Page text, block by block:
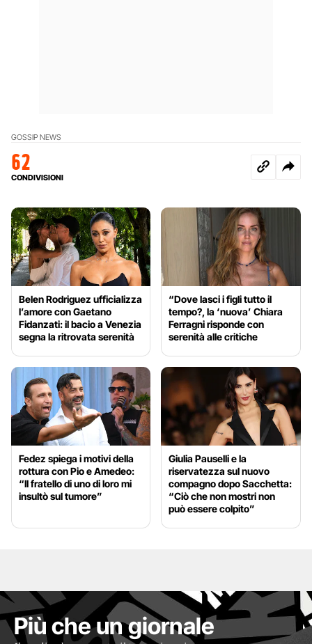
GOSSIP NEWS
62
CONDIVISIONI
Belen Rodriguez ufficializza
l’amore con Gaetano
Fidanzati: il bacio a Venezia
segna la ritrovata serenità
“Dove lasci i figli tutto il
tempo?, la ‘nuova’ Chiara
Ferragni risponde con
serenità alle critiche
Fedez spiega i motivi della
rottura con Pio e Amedeo:
“Il fratello di uno di loro mi
insultò sul tumore”
Giulia Pauselli e la
riservatezza sul nuovo
compagno dopo Sacchetta:
“Ciò che non mostri non
può essere colpito”
Più che un giornale